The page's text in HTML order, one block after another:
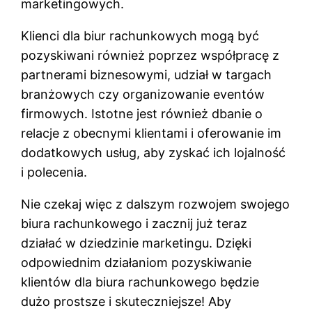
marketingowych.
Klienci dla biur rachunkowych mogą być
pozyskiwani również poprzez współpracę z
partnerami biznesowymi, udział w targach
branżowych czy organizowanie eventów
firmowych. Istotne jest również dbanie o
relacje z obecnymi klientami i oferowanie im
dodatkowych usług, aby zyskać ich lojalność
i polecenia.
Nie czekaj więc z dalszym rozwojem swojego
biura rachunkowego i zacznij już teraz
działać w dziedzinie marketingu. Dzięki
odpowiednim działaniom pozyskiwanie
klientów dla biura rachunkowego będzie
dużo prostsze i skuteczniejsze! Aby